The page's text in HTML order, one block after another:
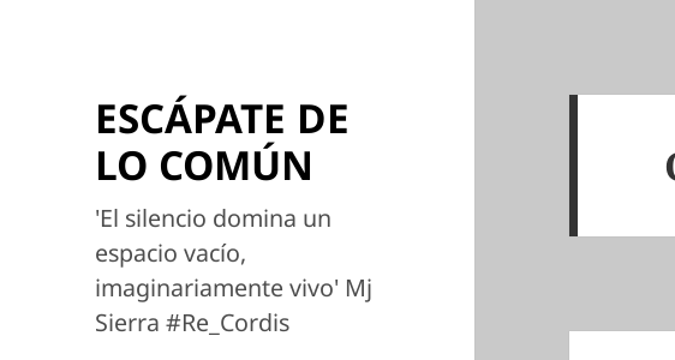
ESCÁPATE DE
LO COMÚN
'El silencio domina un
espacio vacío,
imaginariamente vivo' Mj
Sierra #Re_Cordis